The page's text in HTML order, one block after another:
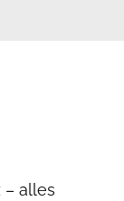
– alles